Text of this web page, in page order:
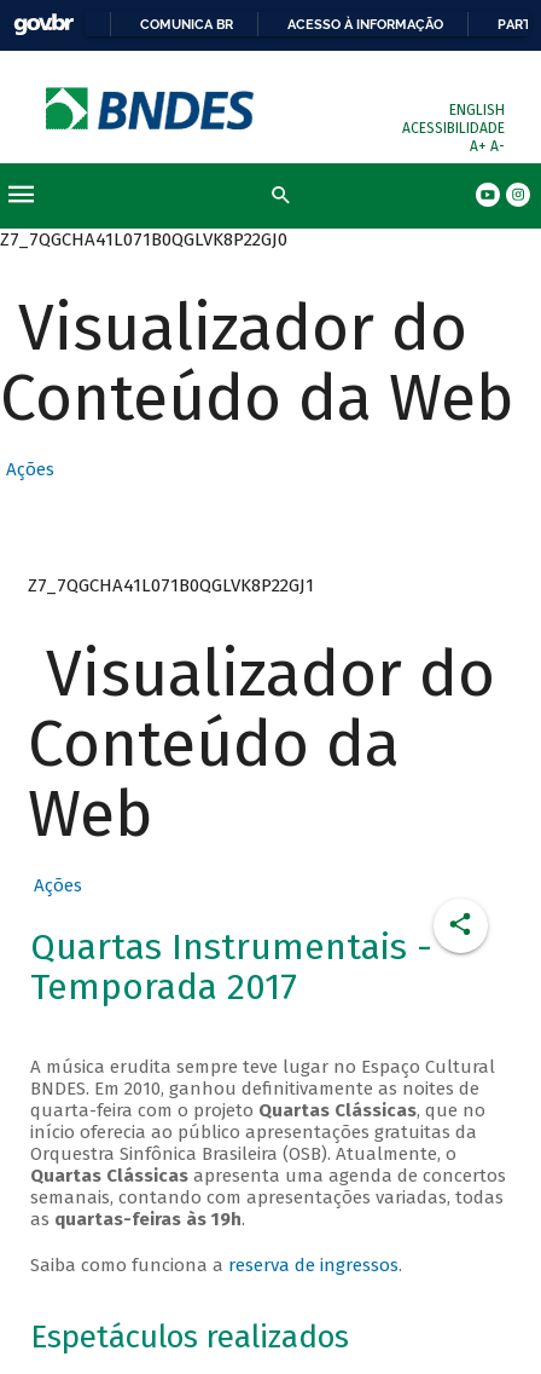
COMUNICA BR ACESSO À INFORMAÇÃO
ENGLISH
ACESSIBILIDADE
A+ A-
Z7_7QGCHA41L071B0QGLVK8P22GJ0
Visualizador do
Conteúdo da Web
Ações
Z7_7QGCHA41L071B0QGLVK8P22GJ1
Visualizador do
Conteúdo da
Web
Ações
Quartas Instrumentais -
Temporada 2017
A música erudita sempre teve lugar no Espaço Cultural
BNDES. Em 2010, ganhou definitivamente as noites de
quarta-feira com o projeto Quartas Clássicas, que no
início oferecia ao público apresentações gratuitas da
Orquestra Sinfônica Brasileira (OSB). Atualmente, o
Quartas Clássicasapresenta uma agenda de concertos
semanais, contando com apresentações variadas, todas
as quartas-feiras às 19h.
Saiba como funciona a reserva de ingressos.
Espetáculos realizados